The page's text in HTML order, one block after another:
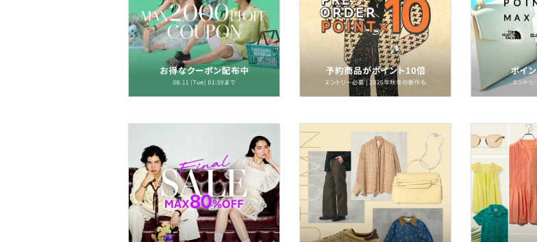
食器・調理器具・キッチ
ン用品
インテリア・生活雑貨
スポーツ・アウトドア用
文房具
ペット用品